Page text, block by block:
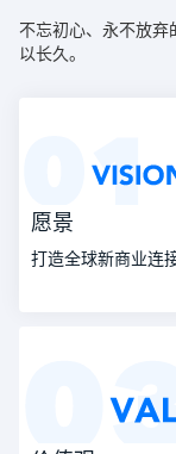
不忘初心、永不放弃
以长久。
愿景
打造全球新商业连